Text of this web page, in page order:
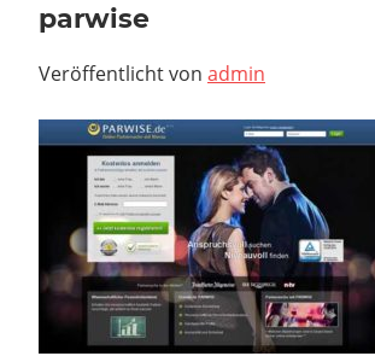
parwise
Veröffentlicht von admin